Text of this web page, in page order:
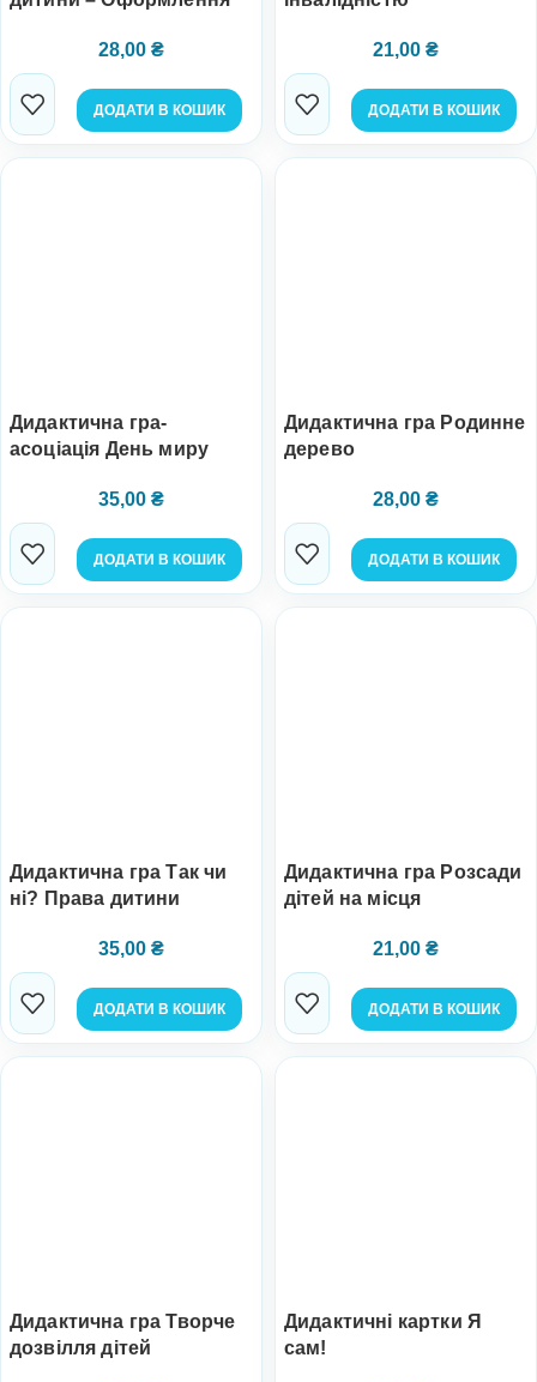
28,00 ₴
ДОДАТИ В КОШИК
21,00 ₴
ДОДАТИ В КОШИК
Дидактична гра-
асоціація День миру
35,00 ₴
ДОДАТИ В КОШИК
Дидактична гра Родинне
дерево
28,00 ₴
ДОДАТИ В КОШИК
Дидактична гра Так чи
ні? Права дитини
35,00 ₴
ДОДАТИ В КОШИК
Дидактична гра Розсади
дітей на місця
21,00 ₴
ДОДАТИ В КОШИК
Дидактична гра Творче
дозвілля дітей
Дидактичні картки Я
сам!